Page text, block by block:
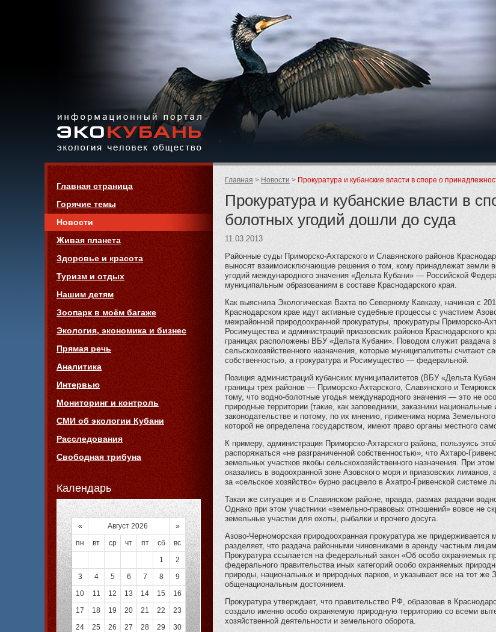
Информационный портал
«ЭКО-КУБАНЬ»
Родительские
Главная Новости Прокуратура и кубанские власти в споре о
Прокуратура и кубанские власти в
болотных угодий дошли до суда
11.03.2013
Районные суды Приморско-Ахтарского и Славянского районов
выносят взаимоисключающие решения о том, кому принадлежат земли
угодий международного значения «Дельта Кубани» — Российской
муниципальным образованиям в составе Краснодарского края.
Как выяснила Экологическая Вахта по Северному Кавказу, начиная с
Краснодарском крае идут активные судебные процессы с участием
межрайонной природоохранной прокуратуры, прокуратуры Приморско-
Росимущества и администраций приазовских районов Краснодарского
границах расположены ВБУ «Дельта Кубани». Поводом служит раздача
сельскохозяйственного назначения, которые муниципалитеты считают
собственностью, а прокуратура и Росимущество — федеральной.
Позиция администраций кубанских муниципалитетов (ВБУ «Дельта
границы трех районов — Приморско-Ахтарского, Славянского и
тому, что водно-болотные угодья международного значения — это не
природные территории (такие, как заповедники, заказники
законодательстве и потому, по их мнению, применима норма
которой не определена государством, имеют право органы местного
К примеру, администрация Приморско-Ахтарского района, пользуясь
распоряжаться «не разграниченной собственностью», что Ахтаро-
земельных участков якобы сельскохозяйственного назначения. При
оказались в водоохранной зоне Азовского моря и приазовских
за «сельское хозяйство» бурно расцвело в Ахатро-Гривенской системе
Такая же ситуация и в Славянском районе, правда, размах раздачи
Однако при этом участники «земельно-правовых отношений» вовсе не
земельные участки для охоты, рыбалки и прочего досуга.
Азово-Черноморская природоохранная прокуратура же
разделяет, что раздача районными чиновниками в аренду частным
Прокуратура ссылается на федеральный закон «Об особо охраняемых
федерального правительства иных категорий особо охраняемых
природы, национальных и природных парков, и указывает все на тот
общенациональным достоянием.
Прокуратура утверждает, что правительство РФ, образовав в
создало именно особо охраняемую природную территорию со всеми
хозяйственной деятельности и земельного оборота.
Навигация
Главная страница
Горячие темы
Новости
Живая планета
Здоровье и красота
Туризм и отдых
Нашим детям
Зоопарк в моём багаже
Экология, экономика и бизнес
Прямая речь
Аналитика
Интервью
Мониторинг и контроль
СМИ об экологии Кубани
Расследования
Свободная трибуна
Календарь
« Август 2026
»
пн
вт ср чт пт сб
вс
1
2
3
4 5 6 7 8
9
10
11 12 13 14 15
16
17
18 19 20 21 22
23
24
25 26 27 28 29
30